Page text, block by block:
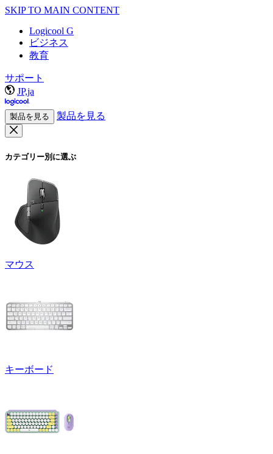
SKIP TO MAIN CONTENT
Logicool G
ビジネス
教育
サポート
JP,ja
製品を見る 製品を見る
カテゴリー別に選ぶ
マウス
キーボード